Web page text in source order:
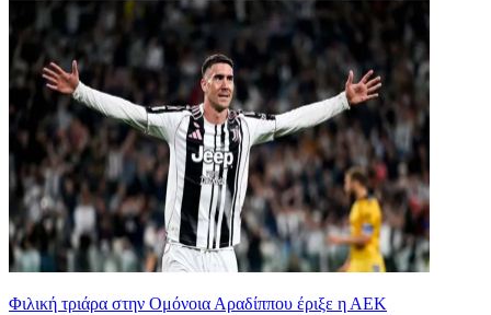
Φιλική τριάρα στην Ομόνοια Αραδίππου έριξε η ΑΕΚ